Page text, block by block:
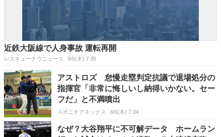
近鉄大阪線で人身事故 運転再開
レスキューナウニュース 8/6(木) 7:35
アストロズ 怠慢走塁判定抗議で退場処分の
指揮官「非常に悔しいし納得いかない。セー
フだ」と不満噴出
スポニチアネックス 8/6(木) 7:34
なぜ？大谷翔平に不可解データ ホームラン